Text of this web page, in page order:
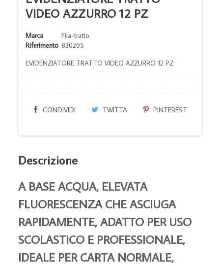
VIDEO AZZURRO 12 PZ
Marca
Fila-tratto
Riferimento 830205
EVIDENZIATORE TRATTO VIDEO AZZURRO 12 PZ
CONDIVIDI TWITTA PINTEREST
Descrizione
A BASE ACQUA, ELEVATA
FLUORESCENZA CHE ASCIUGA
RAPIDAMENTE, ADATTO PER USO
SCOLASTICO E PROFESSIONALE,
IDEALE PER CARTA NORMALE,